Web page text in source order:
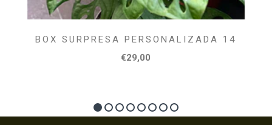
BOX SURPRESA PERSONALIZADA 14
€29,00